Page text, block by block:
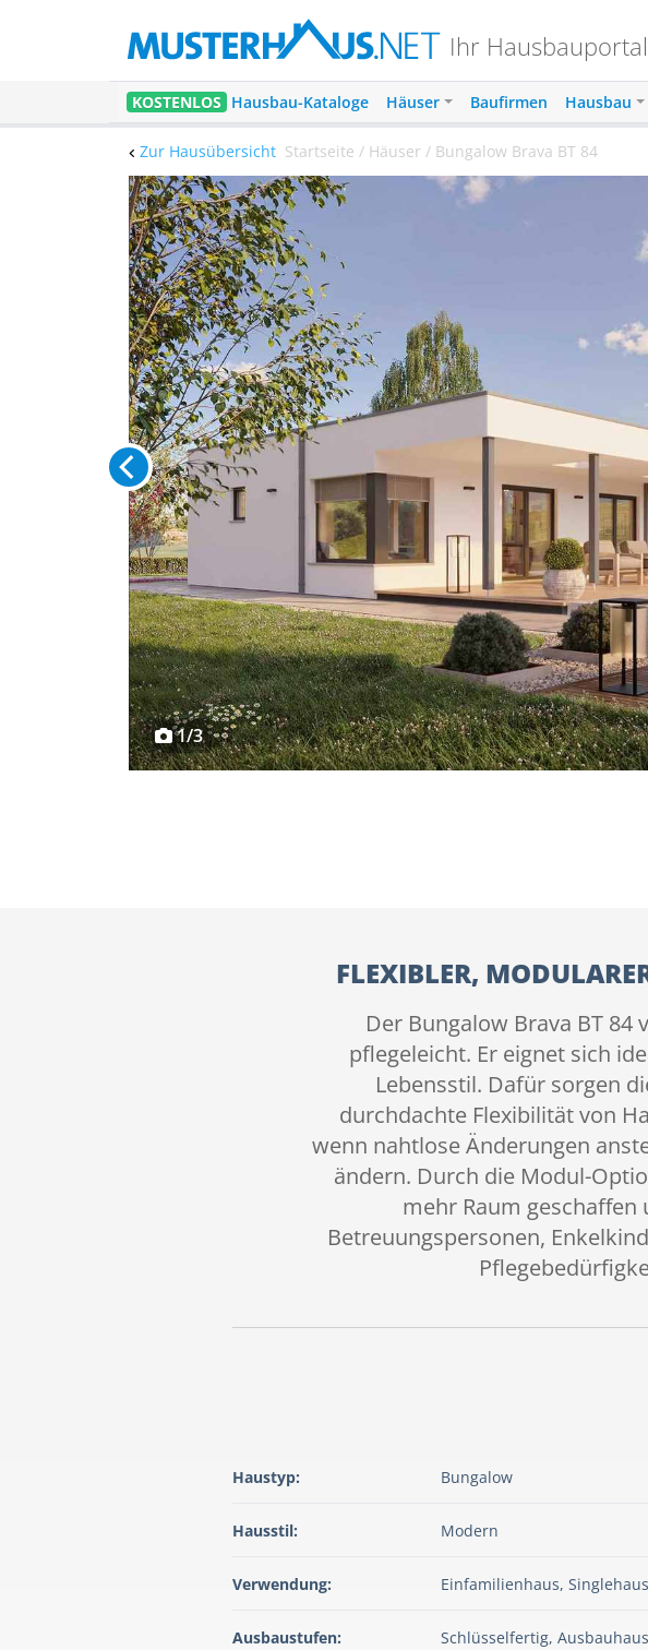
Ihr Hausbauportal
KOSTENLOS Hausbau-Kataloge Häuser Baufirmen Hausbau
Zur Hausübersicht Startseite / Häuser / Bungalow Brava BT 84
1/3
FLEXIBLER,
Der Bungalow Brava BT
pflegeleicht. Er eignet sich
Lebensstil. Dafür sorgen
durchdachte Flexibilität von
wenn nahtlose Änderungen
ändern. Durch die Modul-
mehr Raum
Betreuungspersonen,
Haustyp: Bungalow
Hausstil: Modern
Verwendung: Einfamilienhaus, Singlehaus
Ausbaustufen: Schlüsselfertig, Ausbauhaus